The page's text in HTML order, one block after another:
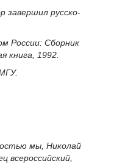
завершил русско-
России: Сборник
книга, 1992.
мы, Николай
всероссийский,